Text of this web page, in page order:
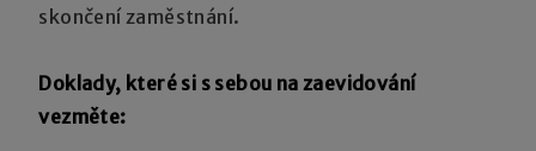
skončení zaměstnání.
Doklady, které si s sebou na zaevidování
vezměte: